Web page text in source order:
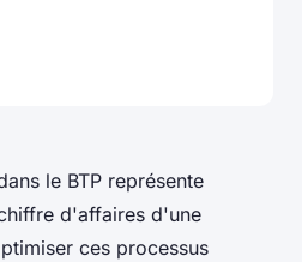
le BTP représente
d'affaires d'une
ces processus